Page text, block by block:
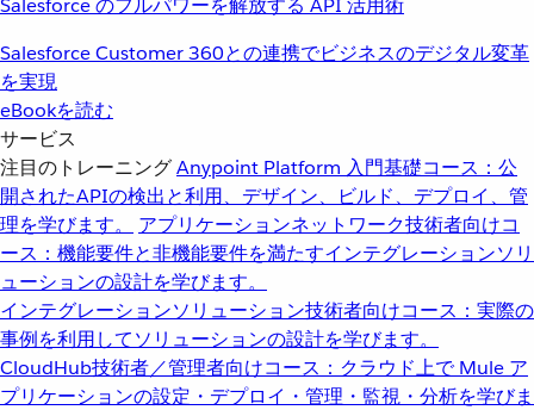
Salesforce のフルパワーを解放する API 活用術
Salesforce Customer 360との連携でビジネスのデジタル変革
を実現
eBookを読む
サービス
注目のトレーニングAnypoint Platform 入門基礎コース：公
開されたAPIの検出と利用、デザイン、ビルド、デプロイ、管
理を学びます。
アプリケーションネットワーク技術者向けコ
ース：機能要件と非機能要件を満たすインテグレーションソリ
ューションの設計を学びます。
インテグレーションソリューション技術者向けコース：実際の
事例を利用してソリューションの設計を学びます。
CloudHub技術者／管理者向けコース：クラウド上で Mule ア
プリケーションの設定・デプロイ・管理・監視・分析を学びま